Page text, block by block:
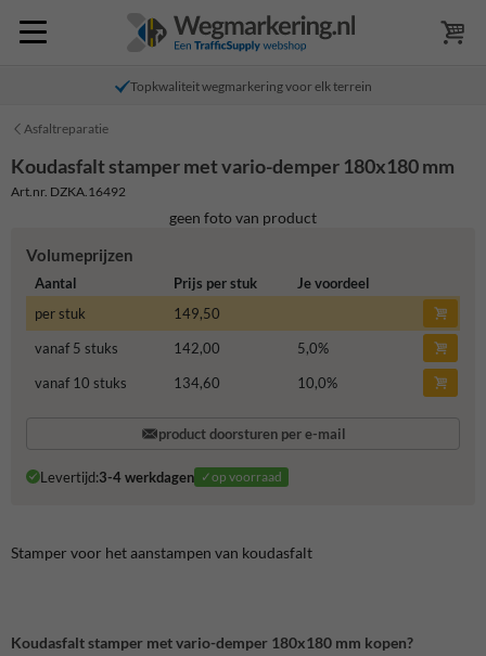
Topkwaliteit wegmarkering voor elk terrein
Asfaltreparatie
Koudasfalt stamper met vario-demper 180x180 mm
Art.nr. DZKA.16492
geen foto van product
Volumeprijzen
Aantal Prijs per stuk
Je voordeel
per stuk
149,50
vanaf 5 stuks
142,00 5,0%
vanaf 10 stuks
134,60 10,0%
product doorsturen per e-mail
Levertijd:3-4 werkdagen ✓op voorraad
Stamper voor het aanstampen van koudasfalt
Koudasfalt stamper met vario-demper 180x180 mm kopen?